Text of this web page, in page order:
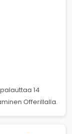
14
Offerillalla.